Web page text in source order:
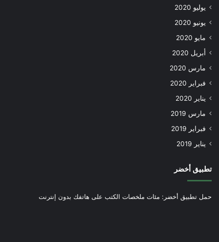
يوليو 2020
يونيو 2020
مايو 2020
أبريل 2020
مارس 2020
فبراير 2020
يناير 2020
مارس 2019
فبراير 2019
يناير 2019
تطبيق أخضر
حمل تطبيق أخضر: مئات ملخصات الكتب على هاتفك بدون إنترنت